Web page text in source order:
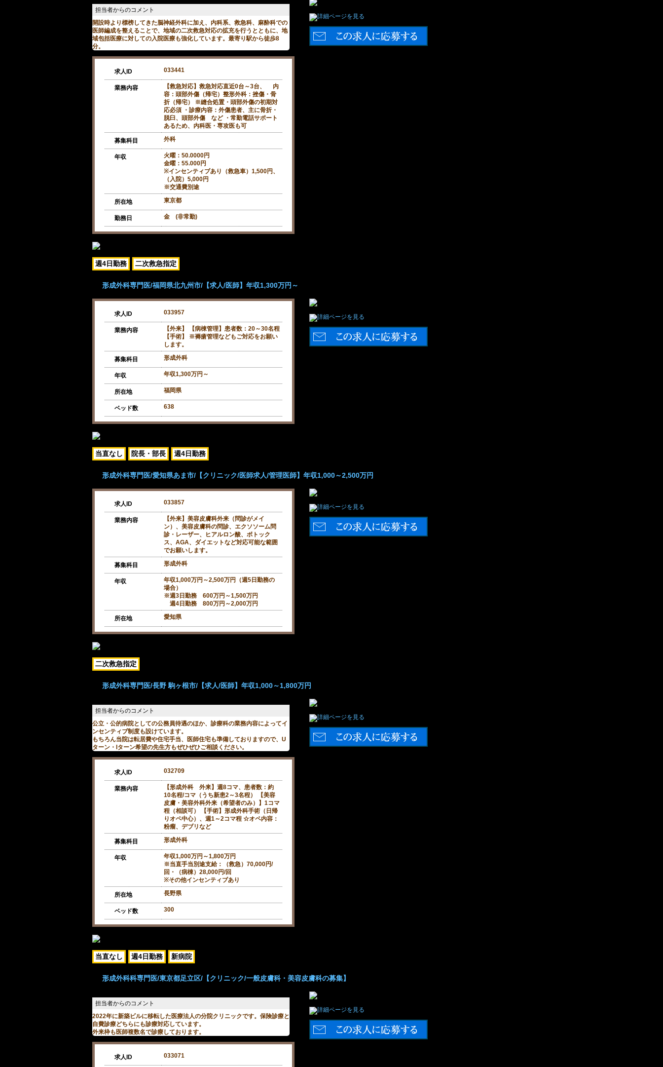
開設時より標榜してきた脳神経外科に加え、内科系、救急科、麻酔科での
医師編成を整えることで、地域の二次救急対応の拡充を行うとともに、地
域包括医療に対しての入院医療も強化しています。最寄り駅から徒歩8
分。
求人ID 033441
業務内容
【救急対応】救急対応直近0台～3台、 内
容：頭部外傷（帰宅）整形外科：挫傷・骨
折（帰宅） ※縫合処置・頭部外傷の初期対
応必須 ・診療内容：外傷患者、主に骨折・
脱臼、頭部外傷 など ・常勤電話サポート
あるため、内科医・専攻医も可
募集科目 外科
年収
火曜：50.0000円
金曜：55.000円
※インセンティブあり（救急車）1,500円、
（入院）5,000円
※交通費別途
所在地 東京都
勤務日 金 (非常勤)
週4日勤務 二次救急指定
形成外科専門医/福岡県北九州市/【求人/医師】年収1,300万円～
求人ID 033957
業務内容
【外来】 【病棟管理】患者数：20～30名程
【手術】 ※褥瘡管理などもご対応をお願い
します。
募集科目 形成外科
年収 年収1,300万円～
所在地 福岡県
ベッド数 638
当直なし 院長・部長 週4日勤務
形成外科専門医/愛知県あま市/【クリニック/医師求人/管理医師】年収1,000～2,500万円
求人ID 033857
業務内容
【外来】美容皮膚科外来（問診がメイ
ン）、美容皮膚科の問診、エクソソーム問
診・レーザー、ヒアルロン酸、ボトック
ス、AGA、ダイエットなど対応可能な範囲
でお願いします。
募集科目 形成外科
年収
年収1,000万円～2,500万円（週5日勤務の
場合）
※週3日勤務 600万円～1,500万円
週4日勤務 800万円～2,000万円
所在地 愛知県
二次救急指定
形成外科専門医/長野 駒ヶ根市/【求人/医師】年収1,000～1,800万円
公立・公的病院としての公務員待遇のほか、診療科の業務内容によってイ
ンセンティブ制度も設けています。
もちろん当院は転居費や住宅手当、医師住宅も準備しておりますので、U
ターン・Iターン希望の先生方もぜひぜひご相談ください。
求人ID 032709
業務内容
【形成外科 外来】週8コマ、患者数：約
10名程/コマ（うち新患2～3名程） 【美容
皮膚・美容外科外来（希望者のみ）】1コマ
程（相談可） 【手術】形成外科手術（日帰
りオペ中心）、週1～2コマ程 ☆オペ内容：
粉瘤、デブリなど
募集科目 形成外科
年収
年収1,000万円～1,800万円
※当直手当別途支給：（救急）70,000円/
回・（病棟）28,000円/回
※その他インセンティブあり
所在地 長野県
ベッド数 300
当直なし 週4日勤務 新病院
形成外科科専門医/東京都足立区/【クリニック/一般皮膚科・美容皮膚科の募集】
2022年に新築ビルに移転した医療法人の分院クリニックです。保険診療と
自費診療どちらにも診療対応しています。
外来枠も医師複数名で診療しております。
求人ID 033071